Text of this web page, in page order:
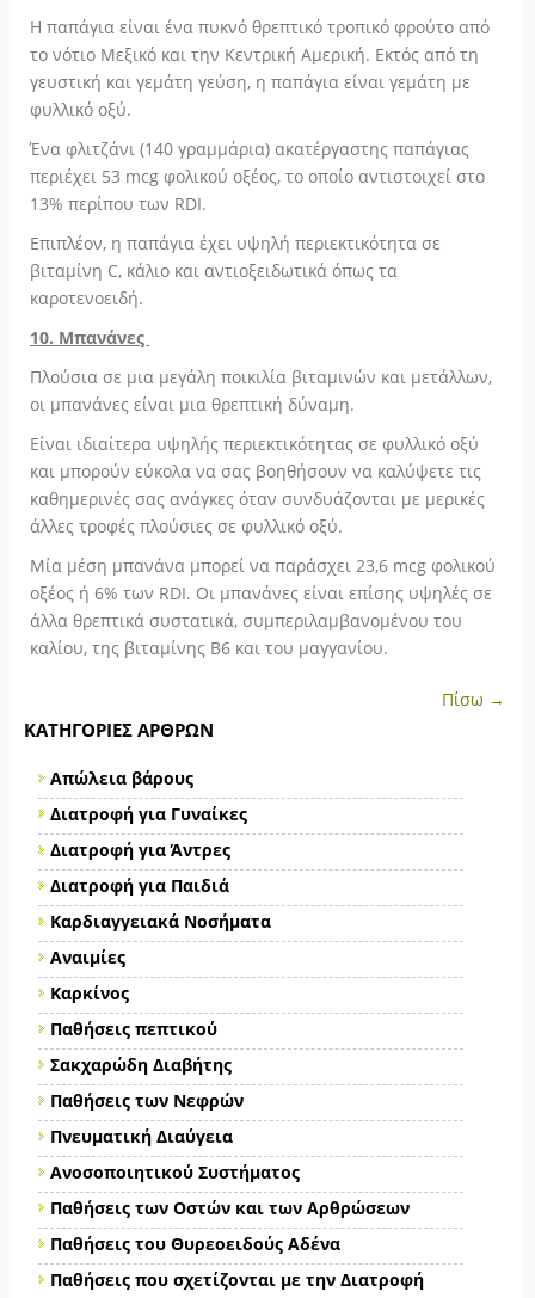
Η παπάγια είναι ένα πυκνό θρεπτικό τροπικό φρούτο από
το νότιο Μεξικό και την Κεντρική Αμερική. Εκτός από τη
γευστική και γεμάτη γεύση, η παπάγια είναι γεμάτη με
φυλλικό οξύ.
Ένα φλιτζάνι (140 γραμμάρια) ακατέργαστης παπάγιας
περιέχει 53 mcg φολικού οξέος, το οποίο αντιστοιχεί στο
13% περίπου των RDI.
Επιπλέον, η παπάγια έχει υψηλή περιεκτικότητα σε
βιταμίνη C, κάλιο και αντιοξειδωτικά όπως τα
καροτενοειδή.
10. Μπανάνες
Πλούσια σε μια μεγάλη ποικιλία βιταμινών και μετάλλων,
οι μπανάνες είναι μια θρεπτική δύναμη.
Είναι ιδιαίτερα υψηλής περιεκτικότητας σε φυλλικό οξύ
και μπορούν εύκολα να σας βοηθήσουν να καλύψετε τις
καθημερινές σας ανάγκες όταν συνδυάζονται με μερικές
άλλες τροφές πλούσιες σε φυλλικό οξύ.
Μία μέση μπανάνα μπορεί να παράσχει 23,6 mcg φολικού
οξέος ή 6% των RDI. Οι μπανάνες είναι επίσης υψηλές σε
άλλα θρεπτικά συστατικά, συμπεριλαμβανομένου του
καλίου, της βιταμίνης Β6 και του μαγγανίου.
Πίσω →
ΚΑΤΗΓΟΡΊΕΣ ΆΡΘΡΩΝ
Απώλεια βάρους
Διατροφή για Γυναίκες
Διατροφή για Άντρες
Διατροφή για Παιδιά
Καρδιαγγειακά Νοσήματα
Αναιμίες
Καρκίνος
Παθήσεις πεπτικού
Σακχαρώδη Διαβήτης
Παθήσεις των Νεφρών
Πνευματική Διαύγεια
Ανοσοποιητικού Συστήματος
Παθήσεις των Οστών και των Αρθρώσεων
Παθήσεις του Θυρεοειδούς Αδένα
Παθήσεις που σχετίζονται με την Διατροφή